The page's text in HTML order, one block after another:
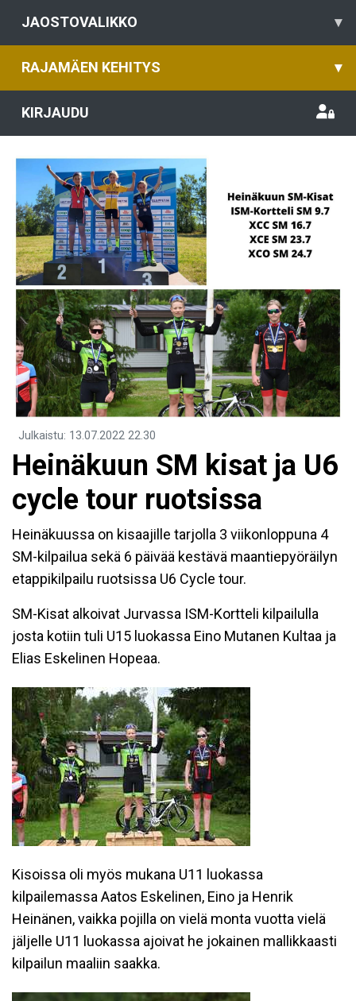
JAOSTOVALIKKO ▾
RAJAMÄEN KEHITYS ▾
KIRJAUDU
Julkaistu: 13.07.2022 22.30
Heinäkuun SM kisat ja U6
cycle tour ruotsissa
Heinäkuussa on kisaajille tarjolla 3 viikonloppuna 4
SM-kilpailua sekä 6 päivää kestävä maantiepyöräilyn
etappikilpailu ruotsissa U6 Cycle tour.
SM-Kisat alkoivat Jurvassa ISM-Kortteli kilpailulla
josta kotiin tuli U15 luokassa Eino Mutanen Kultaa ja
Elias Eskelinen Hopeaa.
Kisoissa oli myös mukana U11 luokassa
kilpailemassa Aatos Eskelinen, Eino ja Henrik
Heinänen, vaikka pojilla on vielä monta vuotta vielä
jäljelle U11 luokassa ajoivat he jokainen mallikkaasti
kilpailun maaliin saakka.